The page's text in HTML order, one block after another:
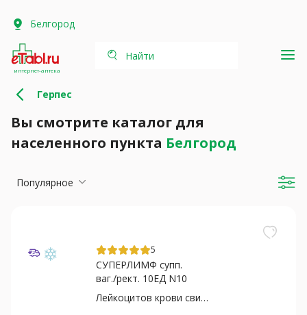
Белгород
интернет-аптека
Найти
Герпес
Вы смотрите каталог для
населенного пункта Белгород
Популярное
5
СУПЕРЛИМФ супп.
ваг./рект. 10ЕД N10
Лейкоцитов крови свиней...